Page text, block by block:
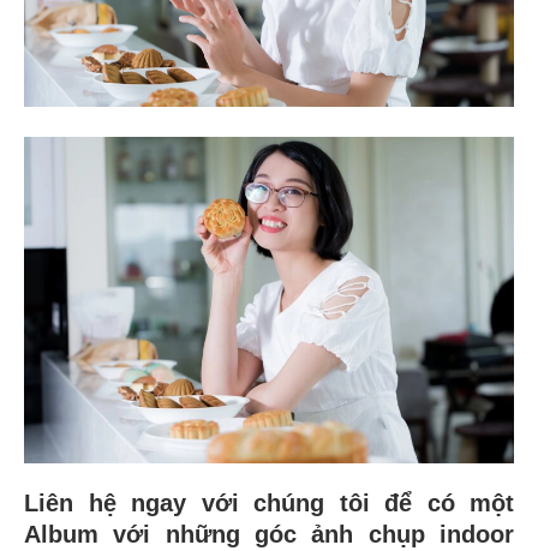
Liên hệ ngay với chúng tôi để có một
Album với những góc ảnh chụp indoor